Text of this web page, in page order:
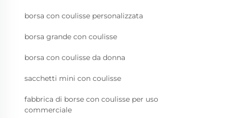
borsa con coulisse personalizzata
borsa grande con coulisse
borsa con coulisse da donna
sacchetti mini con coulisse
fabbrica di borse con coulisse per uso
commerciale